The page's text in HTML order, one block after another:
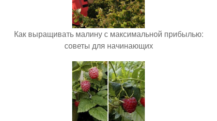
Как выращивать малину с максимальной прибылью:
советы для начинающих